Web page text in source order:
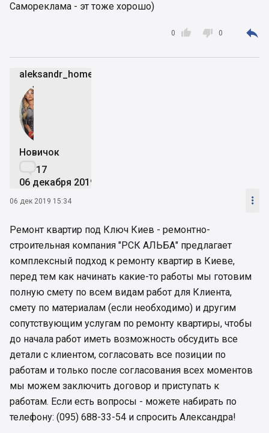
Самореклама - эт тоже хорошо)

0  0 
aleksandr_home
Новичок
17
06 декабря 2019
06 дек 2019 15:34 
Ремонт квартир под Ключ Киев - ремонтно-
строительная компания "РСК АЛЬБА" предлагает
комплексный подход к ремонту квартир в Киеве,
перед тем как начинать какие-то работы мы готовим
полную смету по всем видам работ для Клиента,
смету по материалам (если необходимо) и другим
сопутствующим услугам по ремонту квартиры, чтобы
до начала работ иметь возможность обсудить все
детали с клиентом, согласовать все позиции по
работам и только после согласования всех моментов
мы можем заключить договор и приступать к
работам. Если есть вопросы - можете набирать по
телефону: (095) 688-33-54 и спросить Александра!